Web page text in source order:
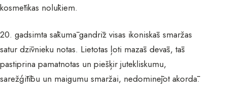
kosmētikas nolūkiem.
20. gadsimta sākumā gandrīz visas ikoniskās smaržas
satur dzīvnieku notas. Lietotas ļoti mazās devās, tās
pastiprina pamatnotas un piešķir jutekliskumu,
sarežģītību un maigumu smaržai, nedominējot akordā.